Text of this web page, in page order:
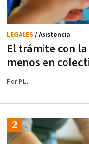
El trámite con la
menos en
LEGALES / Asistencia
PorP.L.